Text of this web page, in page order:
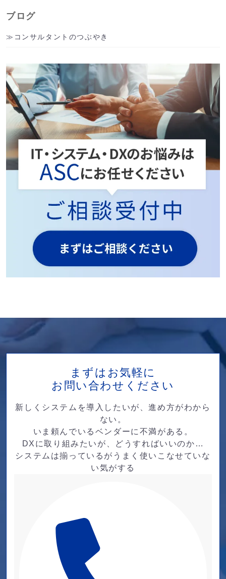
ブログ
コンサルタントのつぶやき
まずはお気軽に
お問い合わせください
新しくシステムを導入したいが、進め方がわから
ない。
いま頼んでいるベンダーに不満がある。
DXに取り組みたいが、どうすればいいのか…
システムは揃っているがうまく使いこなせていな
い気がする